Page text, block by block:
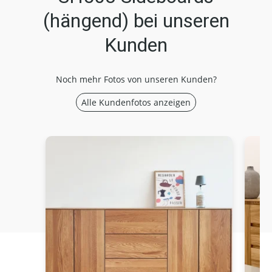
(hängend) bei unseren
Kunden
Noch mehr Fotos von unseren Kunden?
Alle Kundenfotos anzeigen